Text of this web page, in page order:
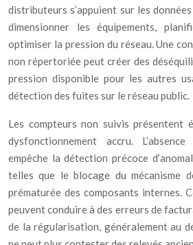
distributeurs s’appuient sur les
dimensionner les équipements,
optimiser la pression du réseau. Une
non répertoriée peut créer des
pression disponible pour les autres
détection des fuites sur le réseau public.
Les compteurs non suivis présentent
dysfonctionnement accru.
empêche la détection précoce
telles que le blocage du mécanisme
prématurée des composants internes.
peuvent conduire à des erreurs de
de la régularisation, généralement au